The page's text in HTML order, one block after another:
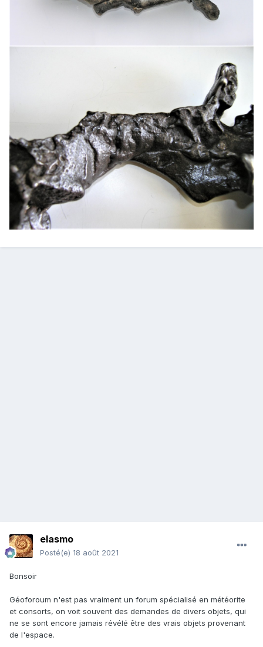
elasmo
Posté(e) 18 août 2021
Bonsoir
Géoforoum n'est pas vraiment un forum spécialisé en météorite
et consorts, on voit souvent des demandes de divers objets, qui
ne se sont encore jamais révélé être des vrais objets provenant
de l'espace.